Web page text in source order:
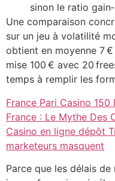
sinon le ratio
Une comparaison
sur un jeu à volatilité
obtient en moyenne 7
mise 100 € avec 20
temps à remplir les
France Pari Casino 150
France : Le Mythe Des
Casino en ligne dépôt
marketeurs masquent
Parce que les délais